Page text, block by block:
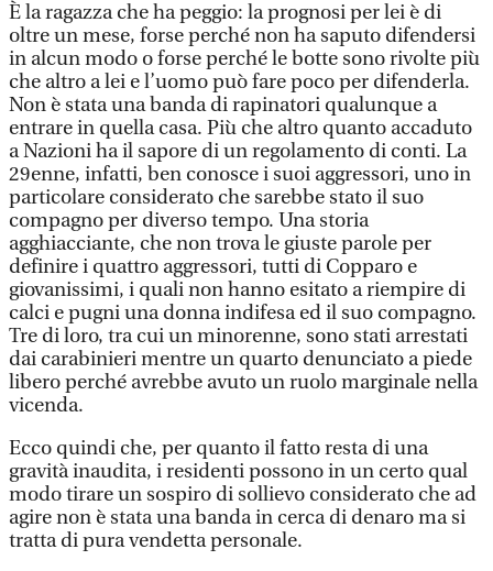
È la ragazza che ha peggio: la prognosi per lei è di
oltre un mese, forse perché non ha saputo difendersi
in alcun modo o forse perché le botte sono rivolte più
che altro a lei e l’uomo può fare poco per difenderla.
Non è stata una banda di rapinatori qualunque a
entrare in quella casa. Più che altro quanto accaduto
a Nazioni ha il sapore di un regolamento di conti. La
29enne, infatti, ben conosce i suoi aggressori, uno in
particolare considerato che sarebbe stato il suo
compagno per diverso tempo. Una storia
agghiacciante, che non trova le giuste parole per
definire i quattro aggressori, tutti di Copparo e
giovanissimi, i quali non hanno esitato a riempire di
calci e pugni una donna indifesa ed il suo compagno.
Tre di loro, tra cui un minorenne, sono stati arrestati
dai carabinieri mentre un quarto denunciato a piede
libero perché avrebbe avuto un ruolo marginale nella
vicenda.
Ecco quindi che, per quanto il fatto resta di una
gravità inaudita, i residenti possono in un certo qual
modo tirare un sospiro di sollievo considerato che ad
agire non è stata una banda in cerca di denaro ma si
tratta di pura vendetta personale.